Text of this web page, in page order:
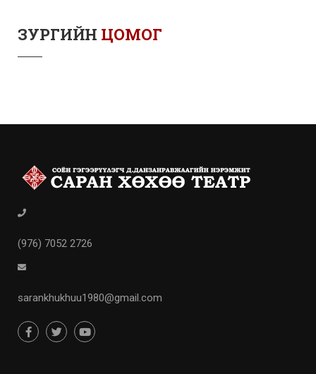
ЗУРГИЙН ЦОМОГ
(976) 7052 2726
sarankhukhuu1980@gmail.com